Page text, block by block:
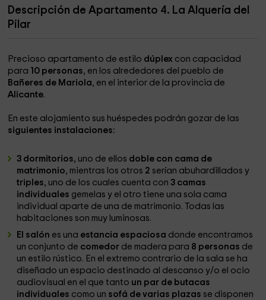
Descripción de Apartamento 4. La Alquería del
Pilar
Precioso apartamento de estilo dúplex con capacidad
para 10 personas, en los alrededores del pueblo de
Bañeres de Mariola, en el interior de la provincia de
Alicante.
En este alojamiento sus huéspedes podrán gozar de las
siguientes instalaciones:
3 dormitorios, uno de ellos doble con cama de
matrimonio, mientras los otros 2 serían abuhardillados y
triples, uno de los cuales cuenta con3 camas
individuales gemelas y el otro tiene una sola cama
individual aparte de una de matrimonio. Todas las
habitaciones son muy luminosas.
El salón es una estancia espaciosa donde encontramos
un conjunto de comedor de madera para 8 personas de
un estilo rústico. En el extremo contrario de la sala se ha
diseñado un espacio destinado al descanso y/o el ocio
audiovisual en el que tanto un par de butacas
individuales como un sofá de varias plazas se disponen